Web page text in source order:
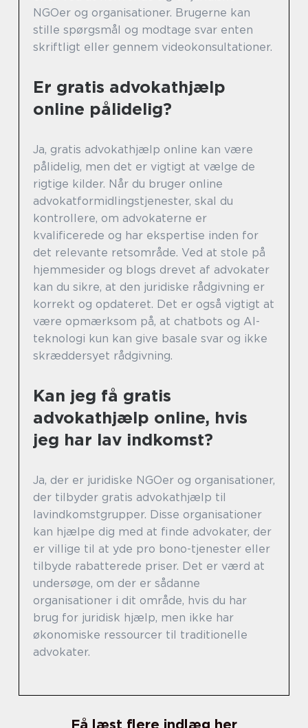
NGOer og organisationer. Brugerne kan
stille spørgsmål og modtage svar enten
skriftligt eller gennem videokonsultationer.
Er gratis advokathjælp
online pålidelig?
Ja, gratis advokathjælp online kan være
pålidelig, men det er vigtigt at vælge de
rigtige kilder. Når du bruger online
advokatformidlingstjenester, skal du
kontrollere, om advokaterne er
kvalificerede og har ekspertise inden for
det relevante retsområde. Ved at stole på
hjemmesider og blogs drevet af advokater
kan du sikre, at den juridiske rådgivning er
korrekt og opdateret. Det er også vigtigt at
være opmærksom på, at chatbots og AI-
teknologi kun kan give basale svar og ikke
skræddersyet rådgivning.
Kan jeg få gratis
advokathjælp online, hvis
jeg har lav indkomst?
Ja, der er juridiske NGOer og organisationer,
der tilbyder gratis advokathjælp til
lavindkomstgrupper. Disse organisationer
kan hjælpe dig med at finde advokater, der
er villige til at yde pro bono-tjenester eller
tilbyde rabatterede priser. Det er værd at
undersøge, om der er sådanne
organisationer i dit område, hvis du har
brug for juridisk hjælp, men ikke har
økonomiske ressourcer til traditionelle
advokater.
Få læst flere indlæg her